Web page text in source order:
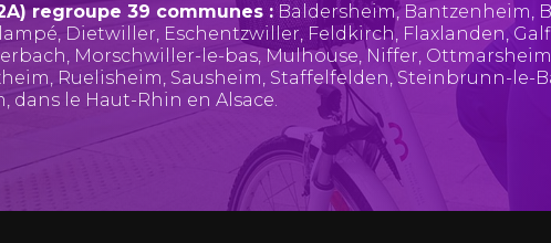
regroupe 39 communes : Baldersheim, Bantzenheim,
, Dietwiller, Eschentzwiller, Feldkirch, Flaxlanden,
, Morschwiller-le-bas,Mulhouse, Niffer, Ottmarsheim
, Ruelisheim, Sausheim, Staffelfelden, Steinbrunn-le-
, dans le Haut-Rhin en Alsace.